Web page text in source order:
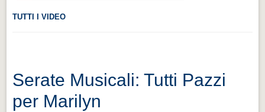
Guida turistica rapida
Musica e teatro
TUTTI I VIDEO
Serate Musicali: Tutti Pazzi
per Marilyn